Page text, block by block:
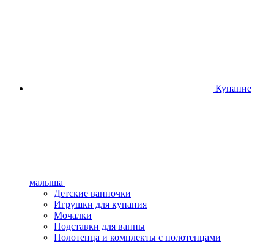
Купание
малыша
Детские ванночки
Игрушки для купания
Мочалки
Подставки для ванны
Полотенца и комплекты с полотенцами